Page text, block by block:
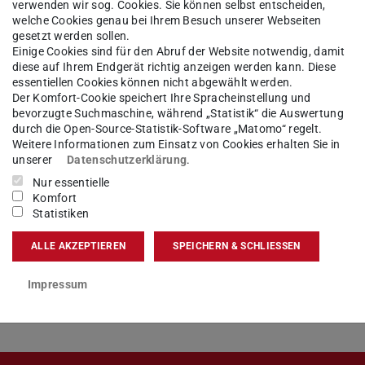
Dokumente Sortiert von A bis Z
templates
verwenden wir sog. Cookies. Sie können selbst entscheiden,
welche Cookies genau bei Ihrem Besuch unserer Webseiten
gesetzt werden sollen.
Einige Cookies sind für den Abruf der Website notwendig, damit
diese auf Ihrem Endgerät richtig anzeigen werden kann. Diese
essentiellen Cookies können nicht abgewählt werden.
Der Komfort-Cookie speichert Ihre Spracheinstellung und
bevorzugte Suchmaschine, während „Statistik“ die Auswertung
durch die Open-Source-Statistik-Software „Matomo“ regelt.
Weitere Informationen zum Einsatz von Cookies erhalten Sie in
unserer
Datenschutzerklärung.
Nur essentielle
Komfort
Statistiken
ALLE AKZEPTIEREN SPEICHERN & SCHLIESSEN
Impressum